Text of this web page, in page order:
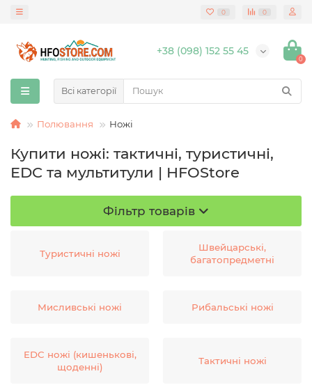
0 0
+38 (098) 152 55 45
0
Всі категорії
Полювання Ножі
Купити ножі: тактичні, туристичні,
EDC та мультитули | HFOStore
Фільтр товарів
Туристичні ножі
Швейцарські,
багатопредметні
Мисливські ножі Рибальські ножі
EDC ножі (кишенькові,
щоденні)
Тактичні ножі